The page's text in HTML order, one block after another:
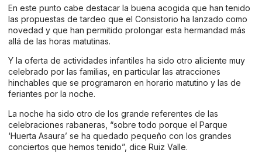
En este punto cabe destacar la buena acogida que han tenido
las propuestas de tardeo que el Consistorio ha lanzado como
novedad y que han permitido prolongar esta hermandad más
allá de las horas matutinas.
Y la oferta de actividades infantiles ha sido otro aliciente muy
celebrado por las familias, en particular las atracciones
hinchables que se programaron en horario matutino y las de
feriantes por la noche.
La noche ha sido otro de los grande referentes de las
celebraciones rabaneras, “sobre todo porque el Parque
‘Huerta Asaura’ se ha quedado pequeño con los grandes
conciertos que hemos tenido”, dice Ruiz Valle.